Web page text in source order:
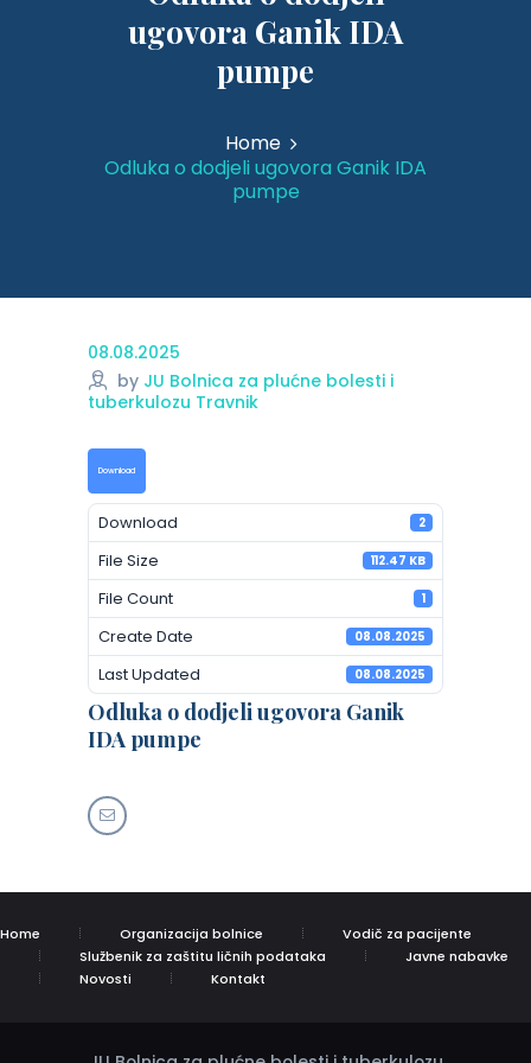
ugovora Ganik IDA
pumpe
Home
Odluka o dodjeli ugovora Ganik IDA
pumpe
08.08.2025
by JU Bolnica za plućne bolesti i
tuberkulozu Travnik
Download
Download 2
File Size 112.47 KB
File Count 1
Create Date 08.08.2025
Last Updated 08.08.2025
Odluka o dodjeli ugovora Ganik
IDA pumpe
Home Organizacija bolnice
Vodič za pacijente
Službenik za zaštitu ličnih podataka
Javne nabavke
Novosti
Kontakt